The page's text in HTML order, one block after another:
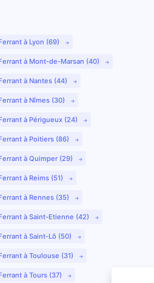
à Lyon (69)
à Mont-de-Marsan (40)
à Nantes (44)
à Nîmes (30)
à Périgueux (24)
à Poitiers (86)
à Quimper (29)
à Reims (51)
à Rennes (35)
à Saint-Etienne (42)
à Saint-Lô (50)
à Toulouse (31)
à Tours (37)